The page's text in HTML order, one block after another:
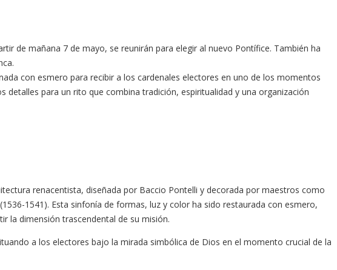
de mañana 7 de mayo, se reunirán para elegir al nuevo Pontífice. También ha
con esmero para recibir a los cardenales electores en uno de los momentos
para un rito que combina tradición, espiritualidad y una organización
renacentista, diseñada por Baccio Pontelli y decorada por maestros como
1541). Esta sinfonía de formas, luz y color ha sido restaurada con esmero,
la dimensión trascendental de su misión.
a los electores bajo la mirada simbólica de Dios en el momento crucial de la